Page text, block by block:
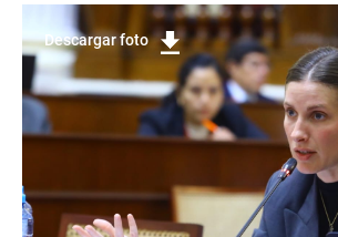
Descargar foto